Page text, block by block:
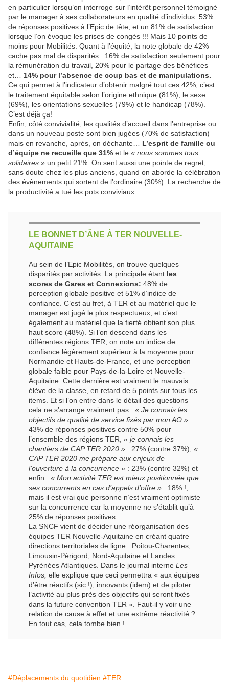
en particulier lorsqu’on interroge sur l’intérêt personnel témoigné
par le manager à ses collaborateurs en qualité d’individus. 53%
de réponses positives à l’Epic de tête, et un 81% de satisfaction
lorsque l’on évoque les prises de congés !!! Mais 10 points de
moins pour Mobilités. Quant à l’équité, la note globale de 42%
cache pas mal de disparités : 16% de satisfaction seulement pour
la rémunération du travail, 20% pour le partage des bénéfices
et… 14% pour l’absence de coup bas et de manipulations.
Ce qui permet à l’indicateur d’obtenir malgré tout ces 42%, c’est
le traitement équitable selon l’origine ethnique (81%), le sexe
(69%), les orientations sexuelles (79%) et le handicap (78%).
C’est déjà ça!
Enfin, côté convivialité, les qualités d’accueil dans l’entreprise ou
dans un nouveau poste sont bien jugées (70% de satisfaction)
mais en revanche, après, on déchante… L’esprit de famille ou
d’équipe ne recueille que 31% et le « nous sommes tous
solidaires » un petit 21%. On sent aussi une pointe de regret,
sans doute chez les plus anciens, quand on aborde la célébration
des évènements qui sortent de l’ordinaire (30%). La recherche de
la productivité a tué les pots conviviaux…
LE BONNET D’ÂNE À TER NOUVELLE-
AQUITAINE
Au sein de l’Epic Mobilités, on trouve quelques
disparités par activités. La principale étant les
scores de Gares et Connexions: 48% de
perception globale positive et 51% d’indice de
confiance. C’est au fret, à TER et au matériel que le
manager est jugé le plus respectueux, et c’est
également au matériel que la fierté obtient son plus
haut score (48%). Si l’on descend dans les
différentes régions TER, on note un indice de
confiance légèrement supérieur à la moyenne pour
Normandie et Hauts-de-France, et une perception
globale faible pour Pays-de-la-Loire et Nouvelle-
Aquitaine. Cette dernière est vraiment le mauvais
élève de la classe, en retard de 5 points sur tous les
items. Et si l’on entre dans le détail des questions
cela ne s’arrange vraiment pas : « Je connais les
objectifs de qualité de service fixés par mon AO » :
43% de réponses positives contre 50% pour
l’ensemble des régions TER, « je connais les
chantiers de CAP TER 2020 » : 27% (contre 37%), «
CAP TER 2020 me prépare aux enjeux de
l’ouverture à la concurrence » : 23% (contre 32%) et
enfin : « Mon activité TER est mieux positionnée que
ses concurrents en cas d’appels d’offre » : 18% !,
mais il est vrai que personne n’est vraiment optimiste
sur la concurrence car la moyenne ne s’établit qu’à
25% de réponses positives.
La SNCF vient de décider une réorganisation des
équipes TER Nouvelle-Aquitaine en créant quatre
directions territoriales de ligne : Poitou-Charentes,
Limousin-Périgord, Nord-Aquitaine et Landes
Pyrénées Atlantiques. Dans le journal interne Les
Infos, elle explique que ceci permettra « aux équipes
d’être réactifs (sic !), innovants (idem) et de piloter
l’activité au plus près des objectifs qui seront fixés
dans la future convention TER ». Faut-il y voir une
relation de cause à effet et une extrême réactivité ?
En tout cas, cela tombe bien !
#Déplacements du quotidien #TER